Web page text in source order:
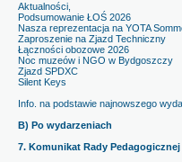
Aktualności,
Podsumowanie ŁOŚ 2026
Nasza reprezentacja na YOTA
Zaproszenie na Zjazd Techniczny
Łączności obozowe 2026
Noc muzeów i NGO w Bydgoszczy
Zjazd SPDXC
Silent Keys
Info. na podstawie najnowszego
B) Po wydarzeniach
7. Komunikat Rady